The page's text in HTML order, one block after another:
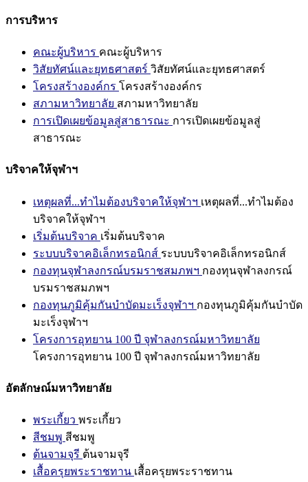
การบริหาร
คณะผู้บริหาร คณะผู้บริหาร
วิสัยทัศน์และยุทธศาสตร์ วิสัยทัศน์และยุทธศาสตร์
โครงสร้างองค์กร โครงสร้างองค์กร
สภามหาวิทยาลัย สภามหาวิทยาลัย
การเปิดเผยข้อมูลสู่สาธารณะ การเปิดเผยข้อมูลสู่
สาธารณะ
บริจาคให้จุฬาฯ
เหตุผลที่...ทำไมต้องบริจาคให้จุฬาฯ เหตุผลที่...ทำไมต้อง
บริจาคให้จุฬาฯ
เริ่มต้นบริจาค เริ่มต้นบริจาค
ระบบบริจาคอิเล็กทรอนิกส์ ระบบบริจาคอิเล็กทรอนิกส์
กองทุนจุฬาลงกรณ์บรมราชสมภพฯ กองทุนจุฬาลงกรณ์
บรมราชสมภพฯ
กองทุนภูมิคุ้มกันบำบัดมะเร็งจุฬาฯ กองทุนภูมิคุ้มกันบำบัด
มะเร็งจุฬาฯ
โครงการอุทยาน 100 ปี จุฬาลงกรณ์มหาวิทยาลัย
โครงการอุทยาน 100 ปี จุฬาลงกรณ์มหาวิทยาลัย
อัตลักษณ์มหาวิทยาลัย
พระเกี้ยว พระเกี้ยว
สีชมพู สีชมพู
ต้นจามจุรี ต้นจามจุรี
เสื้อครุยพระราชทาน เสื้อครุยพระราชทาน